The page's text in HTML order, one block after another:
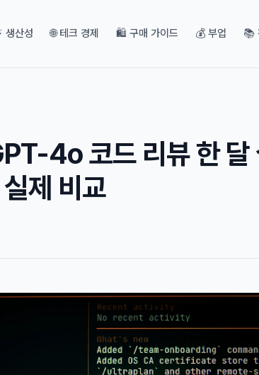
생산성 🌐 테크 경제 🛍️ 구매 가이드 💰 부업 📚
4o 코드 리뷰 한 달
제 비교